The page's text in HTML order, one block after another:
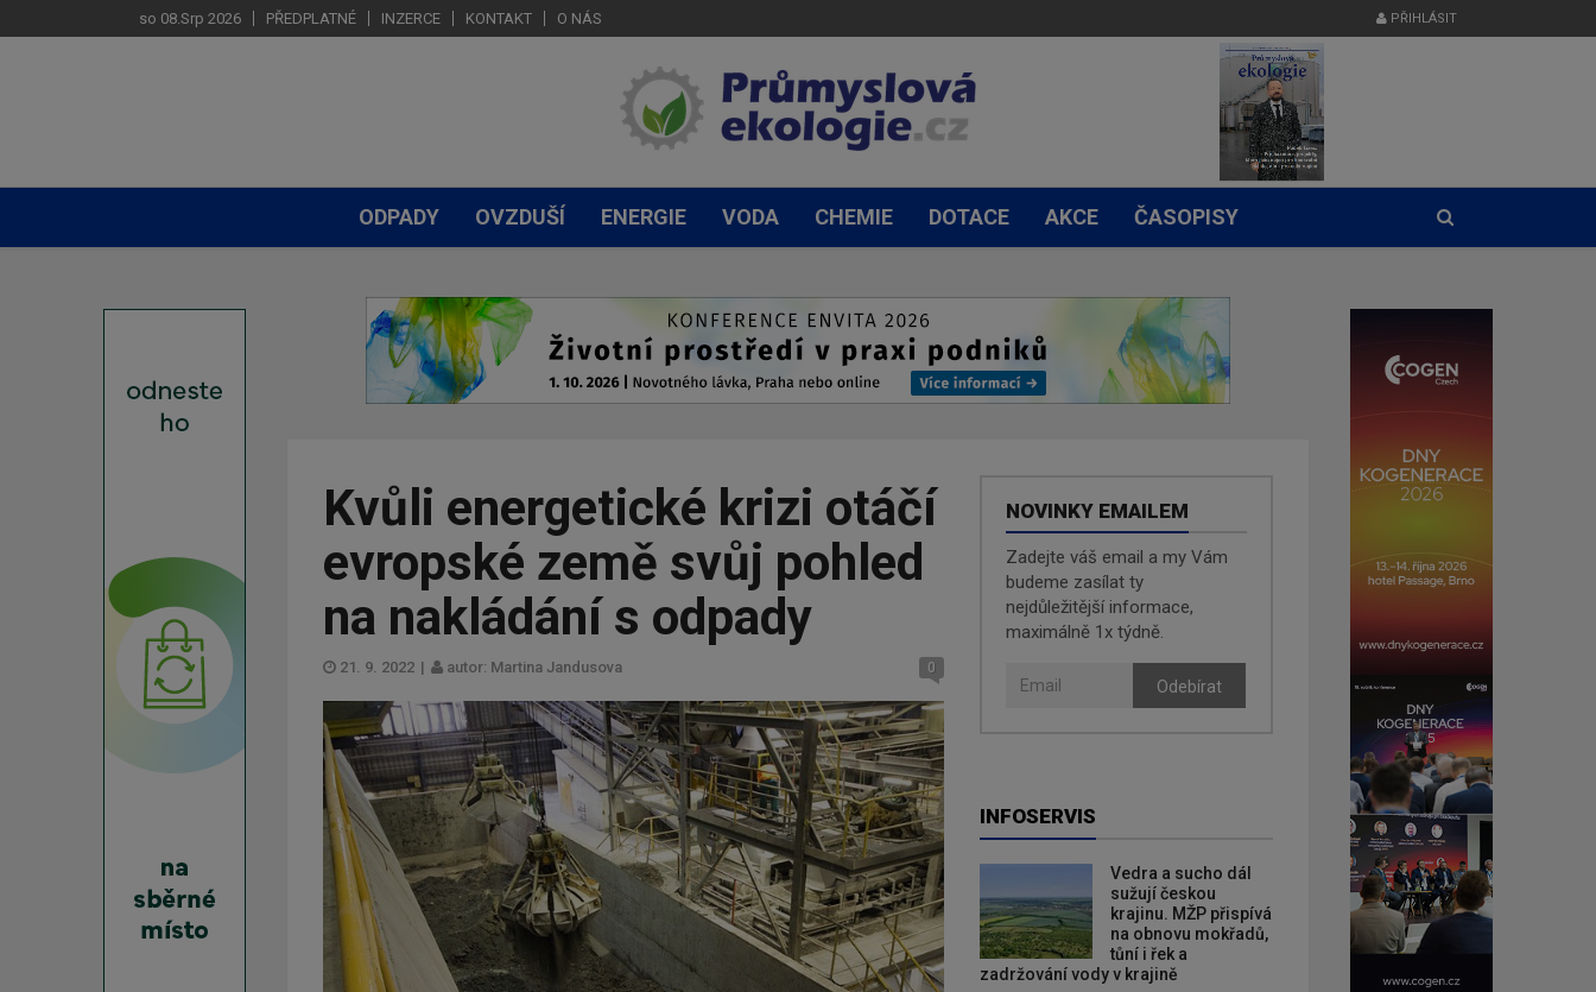
so 08.Srp 2026 PŘEDPLATNÉ INZERCE KONTAKT O NÁS PŘIHLÁSIT
ODPADY OVZDUŠÍ ENERGIE VODA CHEMIE DOTACE AKCE ČASOPISY
Kvůli energetické krizi otáčí
evropské země svůj pohled
na nakládání s odpady
21. 9. 2022 | autor: Martina Jandusova 0
NOVINKY EMAILEM
Zadejte váš email a my Vám
budeme zasílat ty
nejdůležitější informace,
maximálně 1x týdně.
Odebírat
INFOSERVIS
Vedra a sucho dál
sužují českou
krajinu. MŽP přispívá
na obnovu mokřadů,
tůní i řek a
zadržování vody v krajině